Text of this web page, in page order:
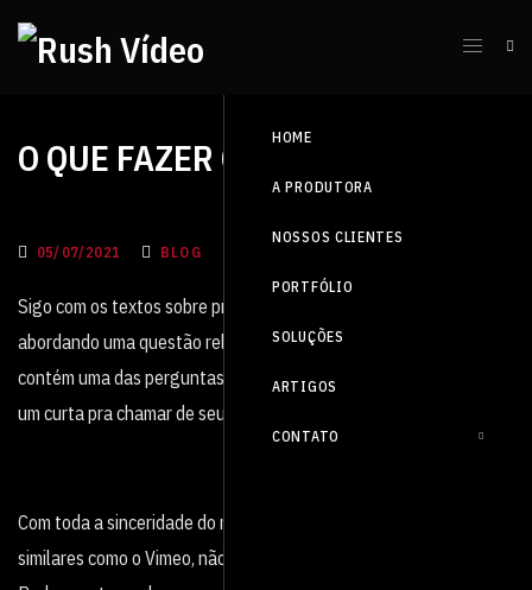
HOME
A PRODUTORA
NOSSOS CLIENTES
PORTFÓLIO
SOLUÇÕES
ARTIGOS
CONTATO
O QUE FAZER COM MEU CURTA?
05/07/2021 BLOG
Sigo com os textos sobre produção de curta metragem,
abordando uma questão relacionada ao final do processo, que
contém uma das perguntas mais recorrentes de quem deseja ter
um curta pra chamar de seu: o que faço com esse material?
Com toda a sinceridade do mundo, disponibilizar no YouTube, ou
similares como o Vimeo, não deve ser uma opção considerada.